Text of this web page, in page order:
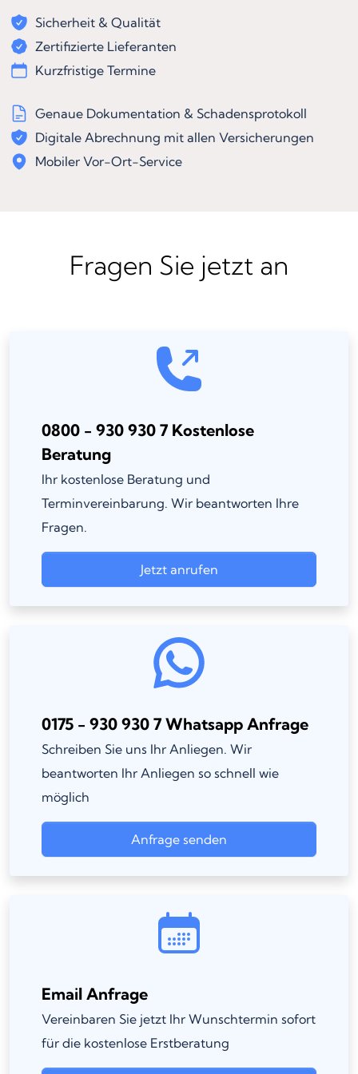
Sicherheit & Qualität
Zertifizierte Lieferanten
Kurzfristige Termine
Genaue Dokumentation & Schadensprotokoll
Digitale Abrechnung mit allen Versicherungen
Mobiler Vor-Ort-Service
Fragen Sie jetzt an
0800 - 930 930 7 Kostenlose
Beratung
Ihr kostenlose Beratung und
Terminvereinbarung. Wir beantworten Ihre
Fragen.
Jetzt anrufen
0175 - 930 930 7 Whatsapp Anfrage
Schreiben Sie uns Ihr Anliegen. Wir
beantworten Ihr Anliegen so schnell wie
möglich
Anfrage senden
Email Anfrage
Vereinbaren Sie jetzt Ihr Wunschtermin sofort
für die kostenlose Erstberatung